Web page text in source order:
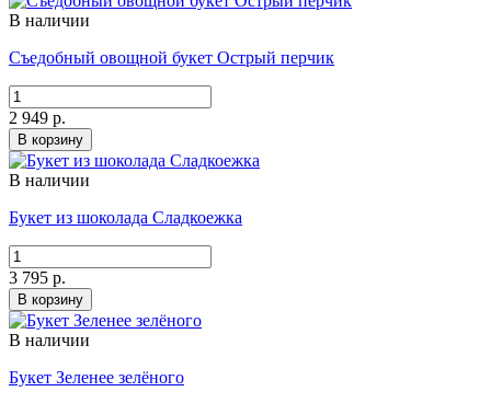
В наличии
Съедобный овощной букет Острый перчик
2 949 р.
В корзину
В наличии
Букет из шоколада Сладкоежка
3 795 р.
В корзину
В наличии
Букет Зеленее зелёного